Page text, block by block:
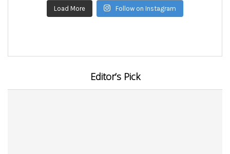
Load More Follow on Instagram
Editor’s Pick